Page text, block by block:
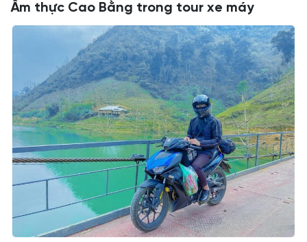
Ẩm thực Cao Bằng trong tour xe máy